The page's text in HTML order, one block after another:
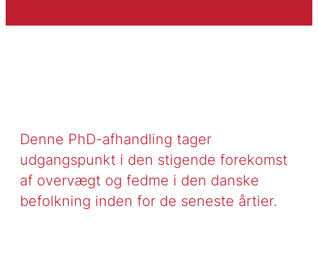
Denne PhD-afhandling tager
udgangspunkt i den stigende forekomst
af overvægt og fedme i den danske
befolkning inden for de seneste årtier.